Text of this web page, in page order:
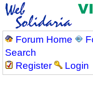
Forum Home
Search
Register
Login